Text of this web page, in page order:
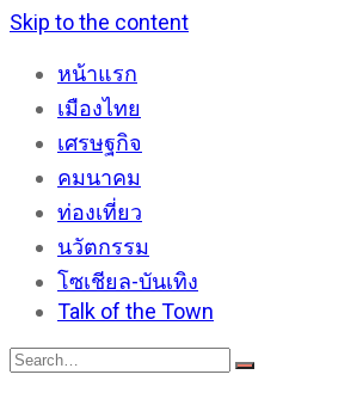
Skip to the content
หน้าแรก
เมืองไทย
เศรษฐกิจ
คมนาคม
ท่องเที่ยว
นวัตกรรม
โซเชียล-บันเทิง
Talk of the Town